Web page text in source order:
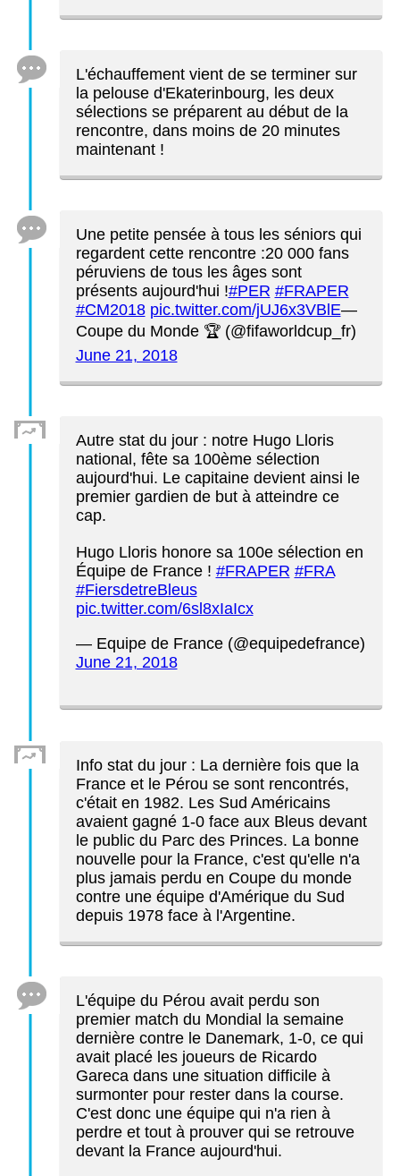
L'échauffement vient de se terminer sur
la pelouse d'Ekaterinbourg, les deux
sélections se préparent au début de la
rencontre, dans moins de 20 minutes
maintenant !
Une petite pensée à tous les séniors qui
regardent cette rencontre :20 000 fans
péruviens de tous les âges sont
présents aujourd'hui !#PER #FRAPER
#CM2018 pic.twitter.com/jUJ6x3VBlE—
Coupe du Monde 🏆 (@fifaworldcup_fr)
June 21, 2018
Autre stat du jour : notre Hugo Lloris
national, fête sa 100ème sélection
aujourd'hui. Le capitaine devient ainsi le
premier gardien de but à atteindre ce
cap.
Hugo Lloris honore sa 100e sélection en
Équipe de France ! #FRAPER #FRA
#FiersdetreBleus
pic.twitter.com/6sl8xIaIcx
— Equipe de France (@equipedefrance)
June 21, 2018
Info stat du jour : La dernière fois que la
France et le Pérou se sont rencontrés,
c'était en 1982. Les Sud Américains
avaient gagné 1-0 face aux Bleus devant
le public du Parc des Princes. La bonne
nouvelle pour la France, c'est qu'elle n'a
plus jamais perdu en Coupe du monde
contre une équipe d'Amérique du Sud
depuis 1978 face à l'Argentine.
L'équipe du Pérou avait perdu son
premier match du Mondial la semaine
dernière contre le Danemark, 1-0, ce qui
avait placé les joueurs de Ricardo
Gareca dans une situation difficile à
surmonter pour rester dans la course.
C'est donc une équipe qui n'a rien à
perdre et tout à prouver qui se retrouve
devant la France aujourd'hui.